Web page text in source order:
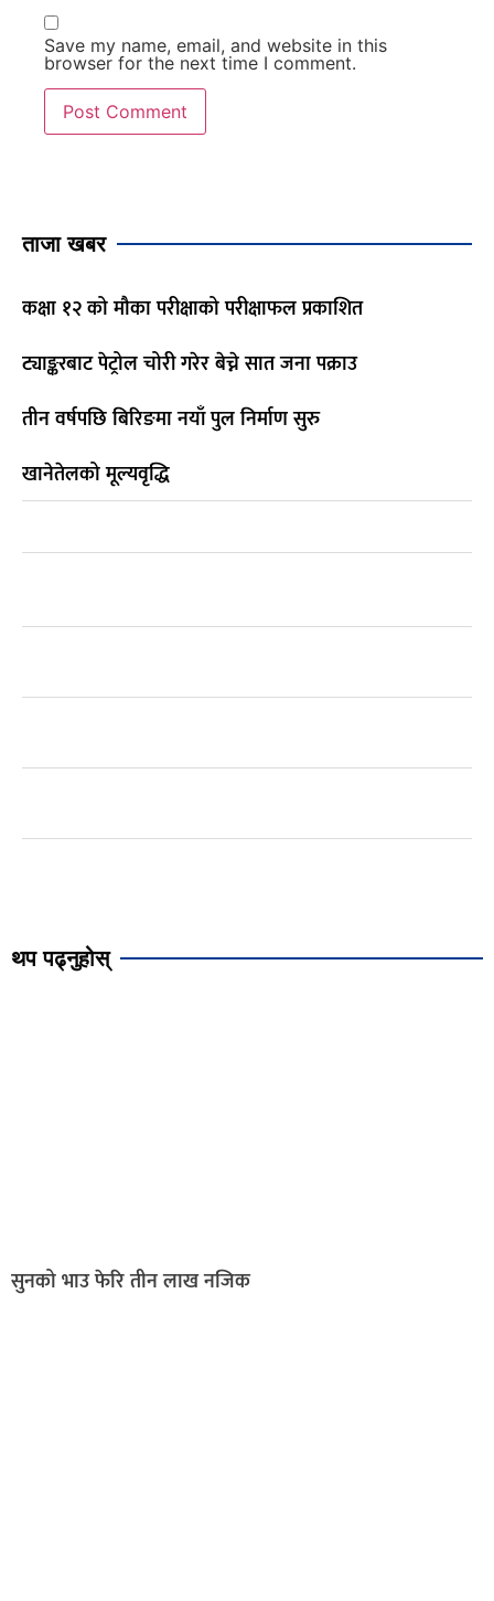
Save my name, email, and website in this
browser for the next time I comment.
ताजा खबर
कक्षा १२ को मौका परीक्षाको परीक्षाफल प्रकाशित
ट्याङ्करबाट पेट्रोल चोरी गरेर बेच्ने सात जना पक्राउ
तीन वर्षपछि बिरिङमा नयाँ पुल निर्माण सुरु
खानेतेलको मूल्यवृद्धि
थप पढ्नुहोस्
सुनको भाउ फेरि तीन लाख नजिक